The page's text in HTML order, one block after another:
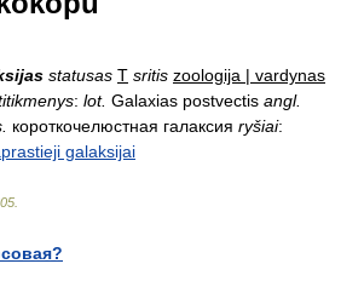
statusas T sritis zoologija | vardynas
: lot. Galaxias postvectis angl.
короткочелюстная галаксия ryšiai:
galaksijai